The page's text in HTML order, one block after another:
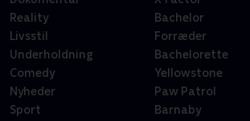
Reality
Livsstil
Underholdning
Comedy
Nyheder
Sport
Bachelor
Forræder
Bachelorette
Yellowstone
Paw Patrol
Barnaby